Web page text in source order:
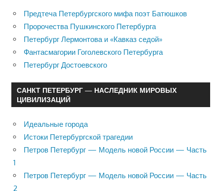
Предтеча Петербургского мифа поэт Батюшков
Пророчества Пушкинского Петербурга
Петербург Лермонтова и «Кавказ седой»
Фантасмагории Гоголевского Петербурга
Петербург Достоевского
САНКТ ПЕТЕРБУРГ — НАСЛЕДНИК МИРОВЫХ
ЦИВИЛИЗАЦИЙ
Идеальные города
Истоки Петербургской трагедии
Петров Петербург — Модель новой России — Часть
1
Петров Петербург — Модель новой России — Часть
2